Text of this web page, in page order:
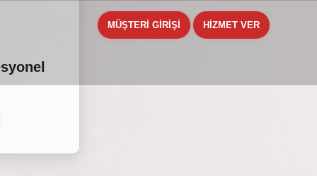
MÜŞTERİ GİRİŞİ HİZMET VER